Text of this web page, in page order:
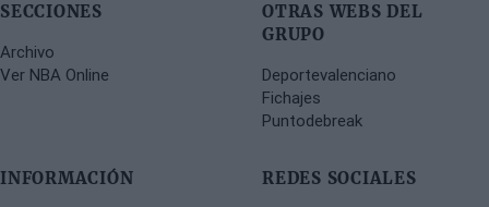
SECCIONES
Archivo
Ver NBA Online
OTRAS WEBS DEL
GRUPO
Deportevalenciano
Fichajes
Puntodebreak
INFORMACIÓN
REDES SOCIALES